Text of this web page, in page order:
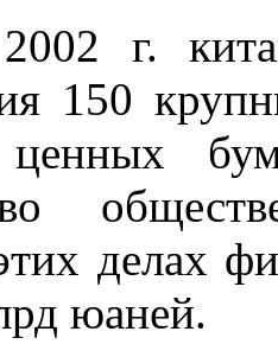
2002
г.
150
ценных
делах
юаней.